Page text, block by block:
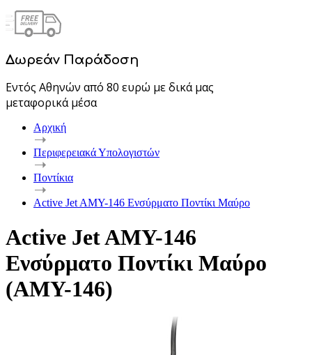
Δωρεάν Παράδοση
Εντός Αθηνών από 80 ευρώ με δικά μας
μεταφορικά μέσα
Αρχική
Περιφερειακά Υπολογιστών
Ποντίκια
Active Jet AMY-146 Ενσύρματο Ποντίκι Μαύρο
Active Jet AMY-146
Ενσύρματο Ποντίκι Μαύρο
(AMY-146)